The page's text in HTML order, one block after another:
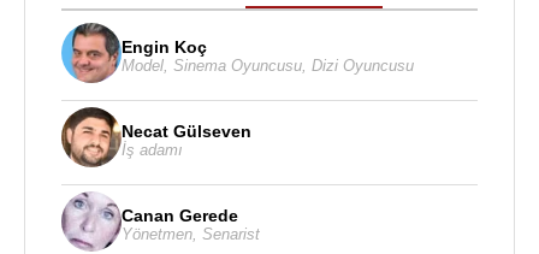
Engin Koç
Model Sinema Oyuncusu Dizi Oyuncusu
Necat Gülseven
İş adamı
Canan Gerede
Yönetmen Senarist